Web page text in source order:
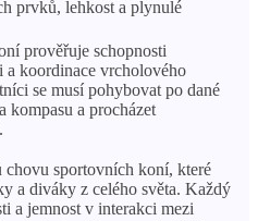
prvků, lehkost a plynulé
prověřuje schopnosti
a koordinace vrcholového
se musí pohybovat po dané
kompasu a procházet
sportovních koní, které
a diváky z celého světa. Každý
a jemnost v interakci mezi